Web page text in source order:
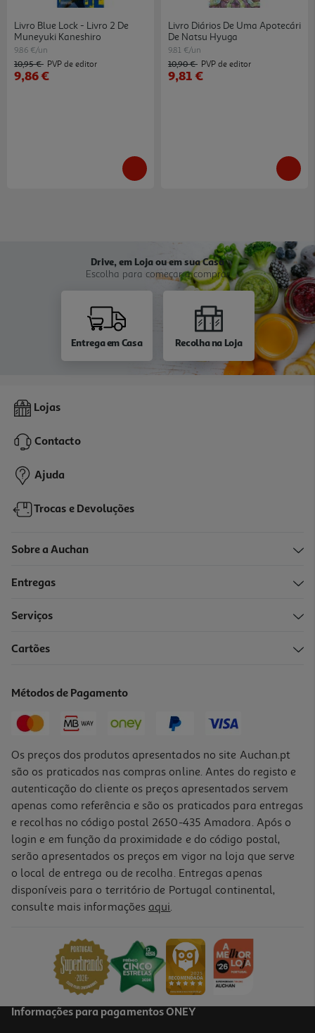
Livro Blue Lock - Livro 2 De
Muneyuki Kaneshiro
9.86 €/un
10,95 € PVP de editor
9,86 €
Livro Diários De Uma Apotecári
De Natsu Hyuga
9.81 €/un
10,90 € PVP de editor
9,81 €
Drive, em Loja ou em sua Casa
Escolha para começar a comprar
Entrega em Casa Recolha na Loja
Lojas
Contacto
Ajuda
Trocas e Devoluções
Sobre a Auchan
Entregas
Serviços
Cartões
Métodos de Pagamento
Os preços dos produtos apresentados no site Auchan.pt
são os praticados nas compras online. Antes do registo e
autenticação do cliente os preços apresentados servem
apenas como referência e são os praticados para entregas
e recolhas no código postal 2650-435 Amadora. Após o
login e em função da proximidade e do código postal,
serão apresentados os preços em vigor na loja que serve
o local de entrega ou de recolha. Entregas apenas
disponíveis para o território de Portugal continental,
consulte mais informações aqui.
Informações para pagamentos ONEY